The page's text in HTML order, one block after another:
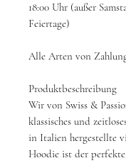
18:00 Uhr (außer
Feiertage)
Alle Arten von
Produktbeschreibung
Wir von Swiss &
klassisches und
in Italien hergestellte
Hoodie ist der